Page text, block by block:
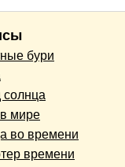
бури
солнца
мире
во времени
времени